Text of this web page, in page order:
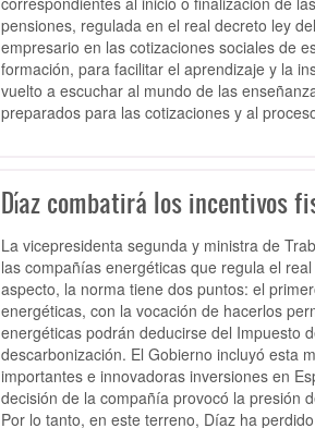
pensiones, regulada en el real decreto ley
empresario en las cotizaciones sociales de
formación, para facilitar el aprendizaje y la
vuelto a escuchar al mundo de las
preparados para las cotizaciones y al
Díaz combatirá los incentivos
La vicepresidenta segunda y ministra de
las compañías energéticas que regula el
aspecto, la norma tiene dos puntos: el
energéticas, con la vocación de hacerlos
energéticas podrán deducirse del Impuesto
descarbonización. El Gobierno incluyó esta
importantes e innovadoras inversiones en
decisión de la compañía provocó la presión
Por lo tanto, en este terreno, Díaz ha